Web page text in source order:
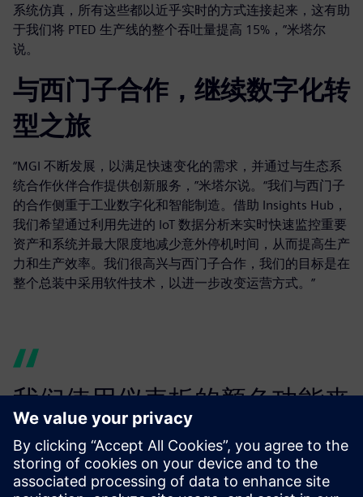
系统仿真，所有这些都以近乎实时的方式连接起来，这有助
于我们将 PTED 生产线的整个吞吐量提高 15%，”米塔尔
说。
与西门子合作，继续数字化转
型之旅
“MGI 不断发展，以满足快速变化的需求，并通过与生态系
统合作伙伴合作提供创新服务，”米塔尔说。“我们与西门子
的合作侧重于工业数字化和智能制造。借助 Insights Hub，
我们希望通过利用先进的 IoT 数据分析来实时快速监控重要
资产和系统并最大限度地减少意外停机时间，从而提高生产
力和生产效率。我们很高兴与西门子合作，我们的目标是在
整个总装中采用软件技术，以进一步改变运营方式。”
我们使用仪表板的颜色功能来
指示 JPH、周期时间、等待和
遍历时间等重要参数是否保持